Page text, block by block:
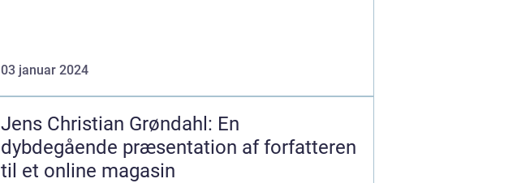
03 januar 2024
Jens Christian Grøndahl: En
dybdegående præsentation af forfatteren
til et online magasin